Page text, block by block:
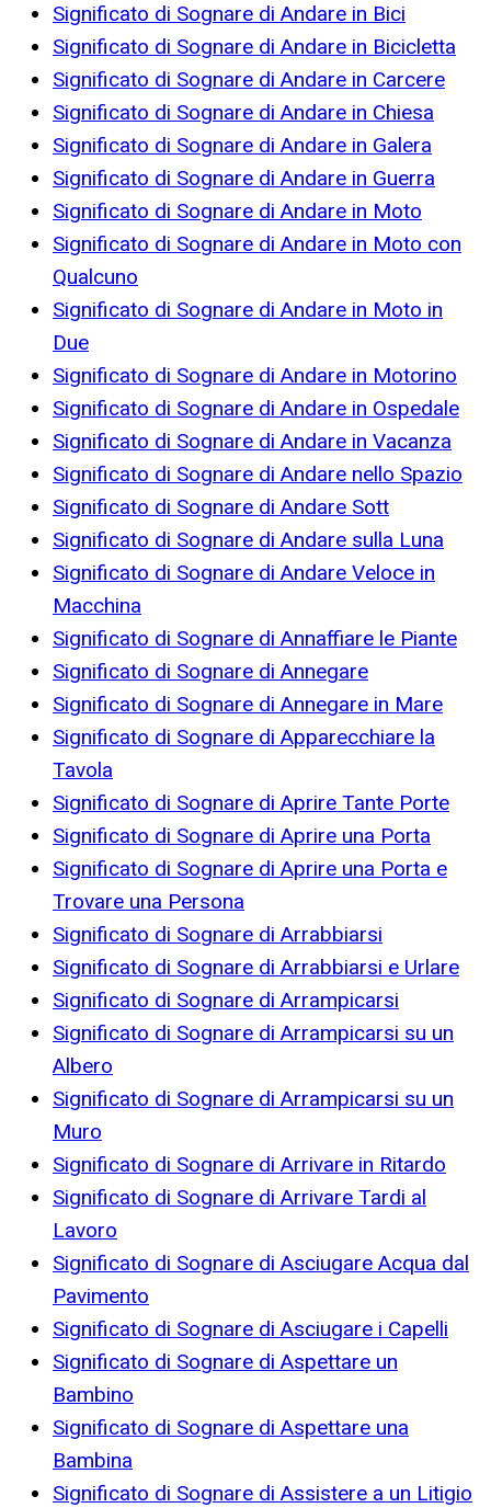
Significato di Sognare di Andare in Bici
Significato di Sognare di Andare in Bicicletta
Significato di Sognare di Andare in Carcere
Significato di Sognare di Andare in Chiesa
Significato di Sognare di Andare in Galera
Significato di Sognare di Andare in Guerra
Significato di Sognare di Andare in Moto
Significato di Sognare di Andare in Moto con
Qualcuno
Significato di Sognare di Andare in Moto in
Due
Significato di Sognare di Andare in Motorino
Significato di Sognare di Andare in Ospedale
Significato di Sognare di Andare in Vacanza
Significato di Sognare di Andare nello Spazio
Significato di Sognare di Andare Sott
Significato di Sognare di Andare sulla Luna
Significato di Sognare di Andare Veloce in
Macchina
Significato di Sognare di Annaffiare le Piante
Significato di Sognare di Annegare
Significato di Sognare di Annegare in Mare
Significato di Sognare di Apparecchiare la
Tavola
Significato di Sognare di Aprire Tante Porte
Significato di Sognare di Aprire una Porta
Significato di Sognare di Aprire una Porta e
Trovare una Persona
Significato di Sognare di Arrabbiarsi
Significato di Sognare di Arrabbiarsi e Urlare
Significato di Sognare di Arrampicarsi
Significato di Sognare di Arrampicarsi su un
Albero
Significato di Sognare di Arrampicarsi su un
Muro
Significato di Sognare di Arrivare in Ritardo
Significato di Sognare di Arrivare Tardi al
Lavoro
Significato di Sognare di Asciugare Acqua dal
Pavimento
Significato di Sognare di Asciugare i Capelli
Significato di Sognare di Aspettare un
Bambino
Significato di Sognare di Aspettare una
Bambina
Significato di Sognare di Assistere a un Litigio